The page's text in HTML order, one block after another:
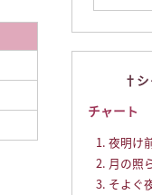
チャート
夜明け
月の照
そよぐ